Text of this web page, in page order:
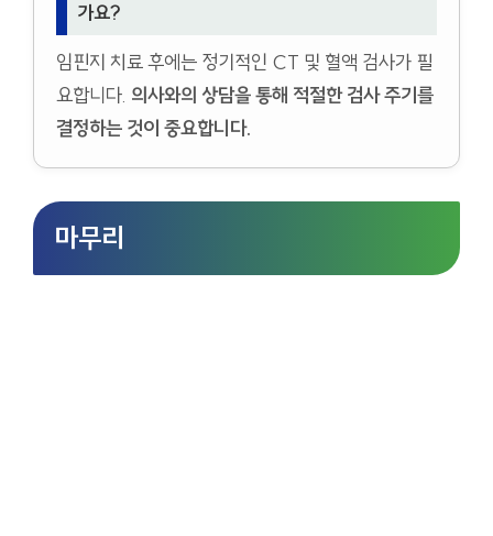
가요?
임핀지 치료 후에는 정기적인 CT 및 혈액 검사가 필
요합니다. 의사와의 상담을 통해 적절한 검사 주기를
결정하는 것이 중요합니다.
마무리